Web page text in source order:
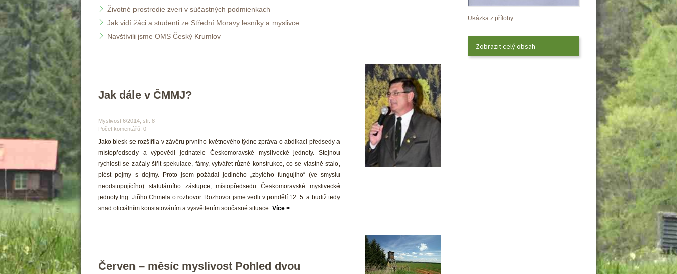
Životné prostredie zveri v súčastných podmienkach
Jak vidí žáci a studenti ze Střední Moravy lesníky a myslivce
Navštívili jsme OMS Český Krumlov
Jak dále v ČMMJ?
Myslivost 6/2014, str. 8
Počet komentářů: 0
Jako blesk se rozšířila v závěru prvního květnového týdne zpráva o abdikaci předsedy a
místopředsedy a výpovědi jednatele Českomoravské myslivecké jednoty. Stejnou
rychlostí se začaly šířit spekulace, fámy, vytvářet různé konstrukce, co se vlastně stalo,
plést pojmy s dojmy. Proto jsem požádal jediného „zbylého fungujího“ (ve smyslu
neodstupujícího) statutárního zástupce, místopředsedu Českomoravské myslivecké
jednoty Ing. Jiřího Chmela o rozhovor. Rozhovor jsme vedli v pondělí 12. 5. a budiž tedy
nad oficiálním konstatováním a vysvětlením současné situace. Více >
Červen – měsíc myslivost Pohled dvou
Ukázka z přílohy
Zobrazit celý obsah